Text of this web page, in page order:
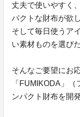
丈夫で使いやすく
パクトな財布が欲し
そして毎日使うア
い素材ものを選びた
そんなご要望にお
「FUMIKODA」
ンパクト財布を開